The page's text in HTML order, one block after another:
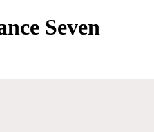
Seven